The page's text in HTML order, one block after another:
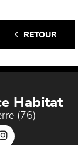
RETOUR
Habitat
(76)